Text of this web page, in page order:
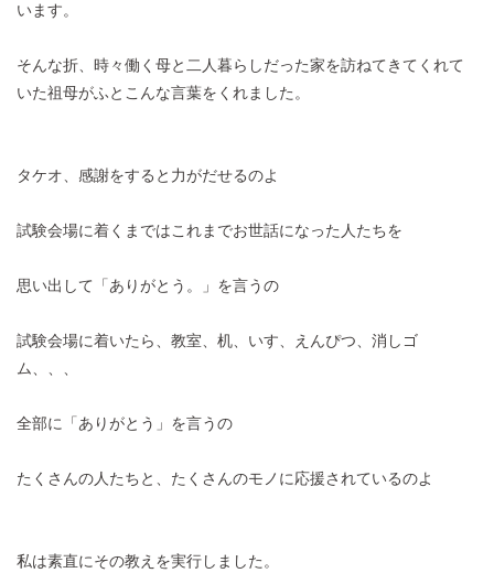
います。
そんな折、時々働く母と二人暮らしだった家を訪ねてきてくれて
いた祖母がふとこんな言葉をくれました。
タケオ、感謝をすると力がだせるのよ
試験会場に着くまではこれまでお世話になった人たちを
思い出して「ありがとう。」を言うの
試験会場に着いたら、教室、机、いす、えんぴつ、消しゴ
ム、、、
全部に「ありがとう」を言うの
たくさんの人たちと、たくさんのモノに応援されているのよ
私は素直にその教えを実行しました。